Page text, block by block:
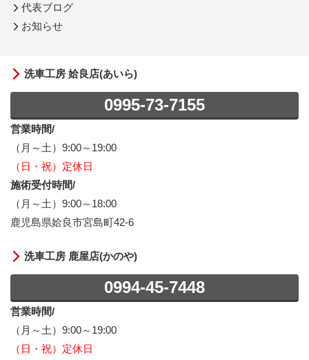
代表ブログ
お知らせ
洗車工房 姶良店(あいら)
0995-73-7155
営業時間/
（月～土）9:00～19:00
（日・祝）定休日
施術受付時間/
（月～土）9:00～18:00
鹿児島県姶良市宮島町42-6
洗車工房 鹿屋店(かのや)
0994-45-7448
営業時間/
（月～土）9:00～19:00
（日・祝）定休日